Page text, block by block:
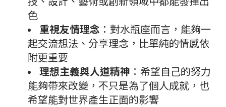
色
重視友情理念 ：對水瓶座而言，能夠一
起交流想法、分享理念，比單純的情感依
附更重要
理想主義與人道精神 ：希望自己的努力
能夠帶來改變，不只是為了個人成就，也
希望能對世界產生正面的影響